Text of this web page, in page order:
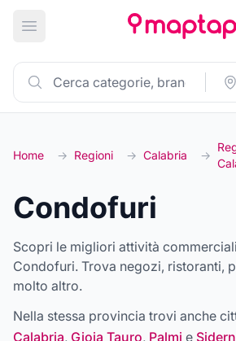
Apri menu principale
Home → Regioni → Calabria →
Condofuri
Scopri le migliori attività
Condofuri. Trova negozi, ristoranti,
molto altro.
Nella stessa provincia trovi anche
Calabria, Gioia Tauro, Palmi e